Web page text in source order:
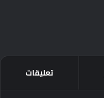
تعليقات